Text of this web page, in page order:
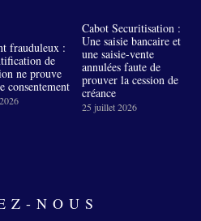
frauduleux :
de
ne prouve
consentement
Cabot Securitisation :
Une saisie bancaire et
une saisie-vente
annulées faute de
prouver la cession de
créance
25 juillet 2026
NOUS